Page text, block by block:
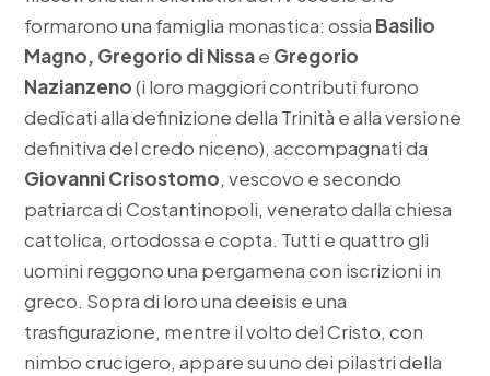
formarono una famiglia monastica: ossia Basilio
Magno, Gregorio di Nissae Gregorio
Nazianzeno(i loro maggiori contributi furono
dedicati alla definizione della Trinità e alla versione
definitiva del credo niceno), accompagnati da
Giovanni Crisostomo, vescovo e secondo
patriarca di Costantinopoli, venerato dalla chiesa
cattolica, ortodossa e copta. Tutti e quattro gli
uomini reggono una pergamena con iscrizioni in
greco. Sopra di loro una deeisis e una
trasfigurazione, mentre il volto del Cristo, con
nimbo crucigero, appare su uno dei pilastri della